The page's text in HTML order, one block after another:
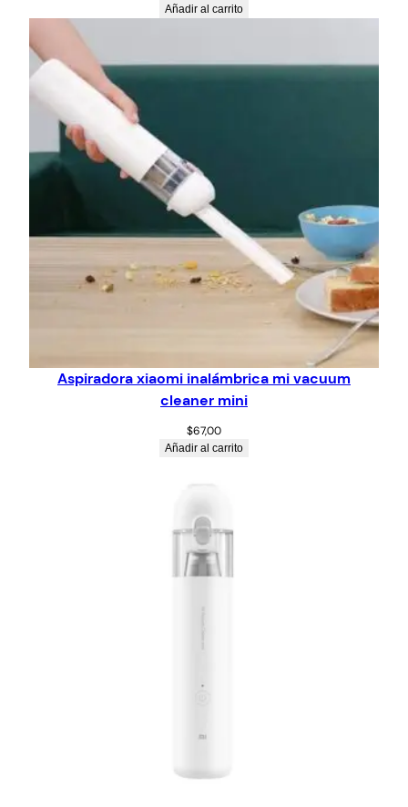
Añadir al carrito
Aspiradora xiaomi inalámbrica mi vacuum
cleaner mini
$67,00
Añadir al carrito